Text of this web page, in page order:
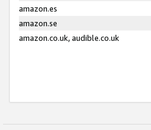
amazon.es
amazon.se
amazon.co.uk, audible.co.uk